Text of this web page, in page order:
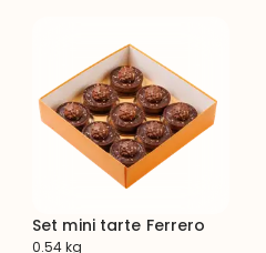
Set mini tarte Ferrero
0.54 kg